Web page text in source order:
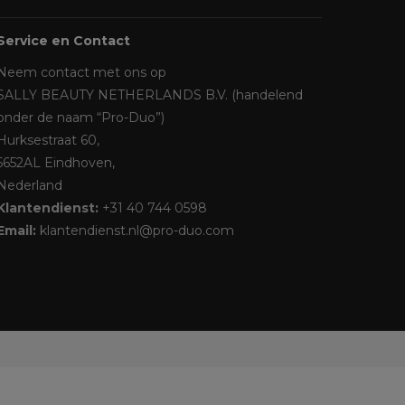
en Contact
contact met ons op
BEAUTY NETHERLANDS B.V. (handelend
de naam “Pro-Duo”)
60,
Eindhoven,
+31 40 744 0598
klantendienst.nl@pro-duo.com